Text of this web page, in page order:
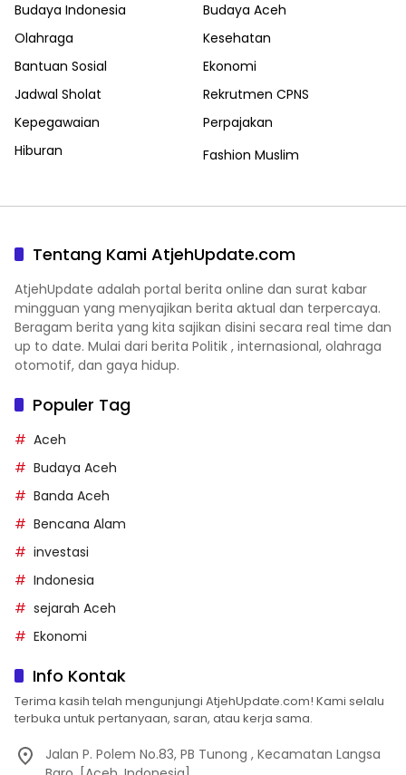
Budaya Indonesia
Budaya Aceh
Olahraga
Kesehatan
Bantuan Sosial
Ekonomi
Jadwal Sholat
Rekrutmen CPNS
Kepegawaian
Perpajakan
Hiburan
Fashion Muslim
Tentang Kami AtjehUpdate.com
AtjehUpdate adalah portal berita online dan surat kabar
mingguan yang menyajikan berita aktual dan terpercaya.
Beragam berita yang kita sajikan disini secara real time dan
up to date. Mulai dari berita Politik , internasional, olahraga
otomotif, dan gaya hidup.
Populer Tag
Aceh
Budaya Aceh
Banda Aceh
Bencana Alam
investasi
Indonesia
sejarah Aceh
Ekonomi
Info Kontak
Terima kasih telah mengunjungi AtjehUpdate.com! Kami selalu
terbuka untuk pertanyaan, saran, atau kerja sama.
Jalan P. Polem No.83, PB Tunong , Kecamatan Langsa